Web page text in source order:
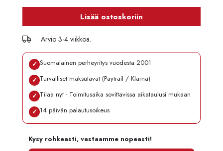
Lisää ostoskoriin
Arvio 3-4 viikkoa.
✓ Suomalainen perheyritys vuodesta 2001
✓ Turvalliset maksutavat (Paytrail / Klarna)
✓ Tilaa nyt - Toimitusaika sovittavissa aikataulusi mukaan
✓ 14 päivän palautusoikeus
Kysy rohkeasti, vastaamme nopeasti!